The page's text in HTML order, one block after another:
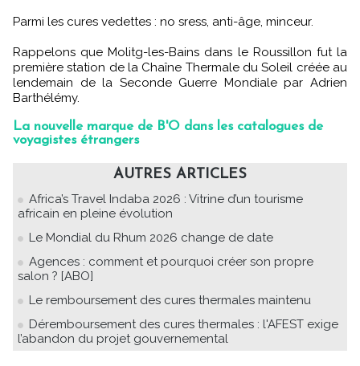
Parmi les cures vedettes : no sress, anti-âge, minceur.
Rappelons que Molitg-les-Bains dans le Roussillon fut la
première station de la Chaîne Thermale du Soleil créée au
lendemain de la Seconde Guerre Mondiale par Adrien
Barthélémy.
La nouvelle marque de B'O dans les catalogues de
voyagistes étrangers
AUTRES ARTICLES
Africa’s Travel Indaba 2026 : Vitrine d’un tourisme
africain en pleine évolution
Le Mondial du Rhum 2026 change de date
Agences : comment et pourquoi créer son propre
salon ? [ABO]
Le remboursement des cures thermales maintenu
Déremboursement des cures thermales : l'AFEST exige
l’abandon du projet gouvernemental